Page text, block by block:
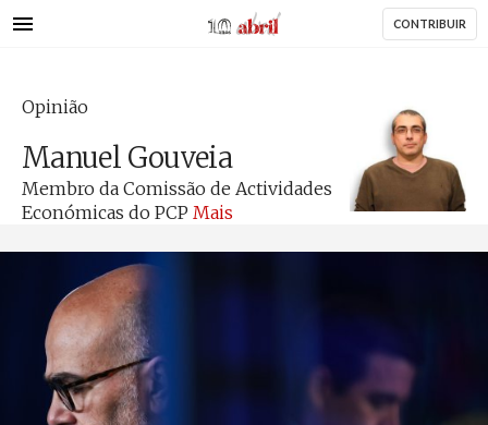
para
principal
AbrilAbril CONTRIBUIR
Opinião
Manuel Gouveia
Membro da Comissão de Actividades
Económicas do PCP Mais